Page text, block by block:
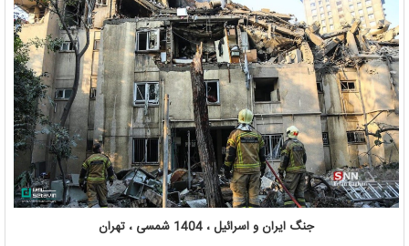
جنگ ایران و اسرائیل ، 1404 شمسی ، تهران